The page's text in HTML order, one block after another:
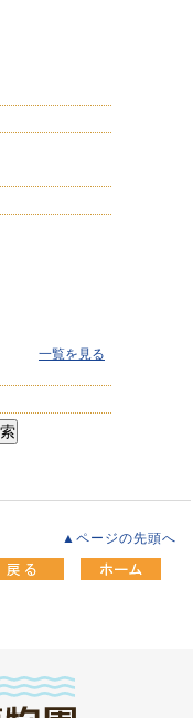
一覧を見る
▲ページの先頭へ